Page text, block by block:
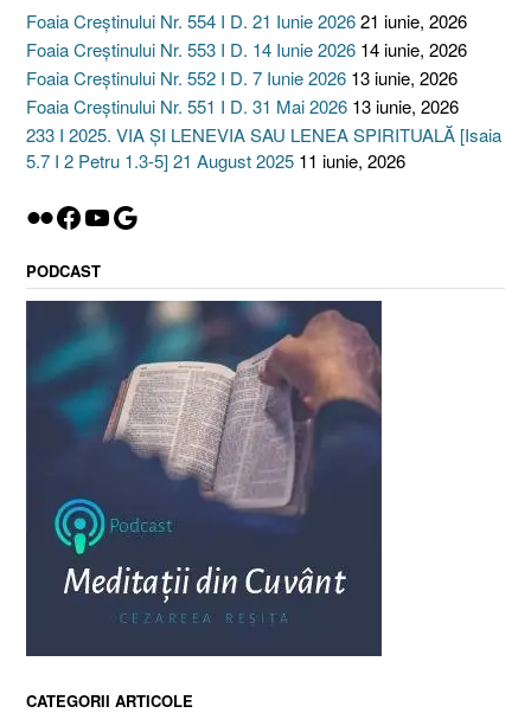
Foaia Creștinului Nr. 554 I D. 21 Iunie 202621 iunie, 2026
Foaia Creștinului Nr. 553 I D. 14 Iunie 2026 14 iunie, 2026
Foaia Creștinului Nr. 552 I D. 7 Iunie 2026 13 iunie, 2026
Foaia Creștinului Nr. 551 I D. 31 Mai 2026 13 iunie, 2026
233 I 2025. VIA ȘI LENEVIA SAU LENEA SPIRITUALĂ [Isaia
5.7 I 2 Petru 1.3-5] 21 August 2025 11 iunie, 2026
Flickr
Facebook
YouTube
Google
PODCAST
CATEGORII ARTICOLE